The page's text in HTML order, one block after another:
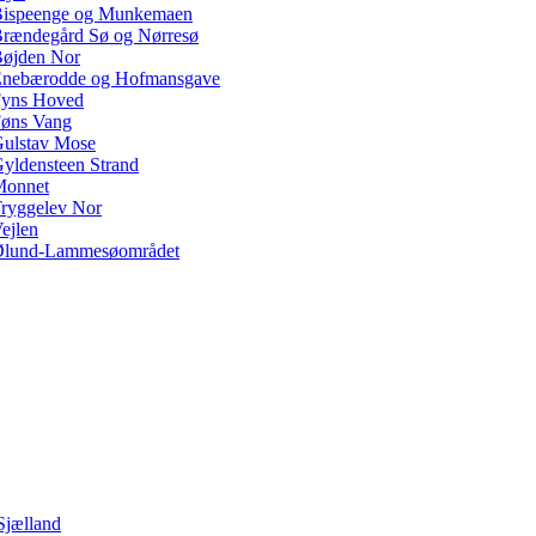
og Munkemaen
Sø og Nørresø
Nor
og Hofmansgave
Hoved
Vang
Mose
Strand
Nor
Lammesøområdet